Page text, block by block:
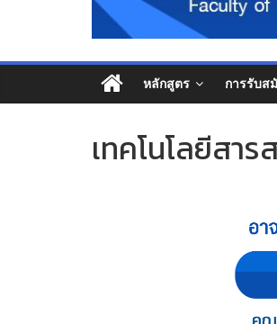
หลักสูตร การรับส
เทคโนโลยีสาร